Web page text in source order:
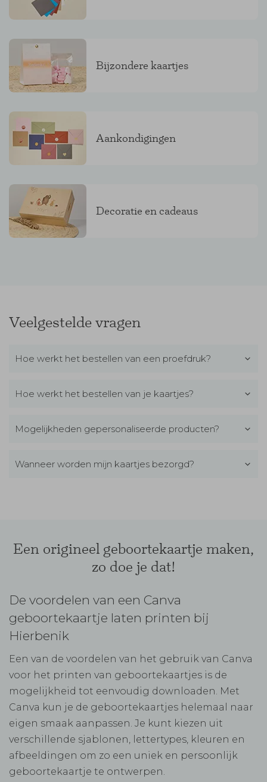
Bijzondere kaartjes
Aankondigingen
Decoratie en cadeaus
Veelgestelde vragen
Hoe werkt het bestellen van een proefdruk?
Hoe werkt het bestellen van je kaartjes?
Mogelijkheden gepersonaliseerde producten?
Wanneer worden mijn kaartjes bezorgd?
Een origineel geboortekaartje maken,
zo doe je dat!
De voordelen van een Canva
geboortekaartje laten printen bij
Hierbenik
Een van de voordelen van het gebruik van Canva
voor het printen van geboortekaartjes is de
mogelijkheid tot eenvoudig downloaden. Met
Canva kun je de geboortekaartjes helemaal naar
eigen smaak aanpassen. Je kunt kiezen uit
verschillende sjablonen, lettertypes, kleuren en
afbeeldingen om zo een uniek en persoonlijk
geboortekaartje te ontwerpen.